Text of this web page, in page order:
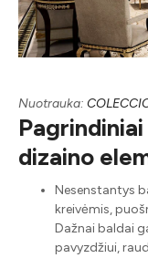
Nuotrauka:
dizaino
Nesenstantys
kreivėmis,
Dažnai baldai
pavyzdžiui,